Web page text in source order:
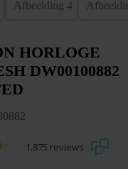
HORLOGE
DW00100882
1.875 reviews